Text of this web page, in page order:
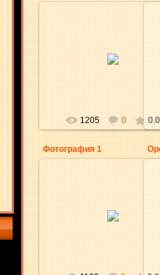
1205 0 0.0
Фотография 1
Ромашка